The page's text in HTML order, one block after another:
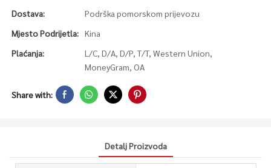
Dostava:
Podrška pomorskom prijevozu
Mjesto Podrijetla: Kina
Plaćanja:
L/C, D/A, D/P, T/T, Western Union,
MoneyGram, OA
Share with:
Detalj Proizvoda